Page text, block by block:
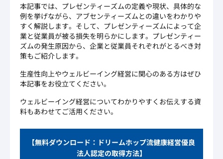
本記事では、プレゼンティーズムの定義や現状、具体的な
例を挙げながら、アブセンティーズムとの違いをわかりや
すく解説します。そして、プレゼンティーズムによって企
業と従業員が被る損失を明らかにします。プレゼンティー
ズムの発生原因から、企業と従業員それぞれがとるべき対
策もご紹介します。
生産性向上やウェルビーイング経営に関心のある方はぜひ
本記事をお役立てください。
ウェルビーイング経営についてわかりやすくお伝えする資
料もあわせてご活用ください。
【無料ダウンロード：ドリームホップ流健康経営優良
法人認定の取得方法】